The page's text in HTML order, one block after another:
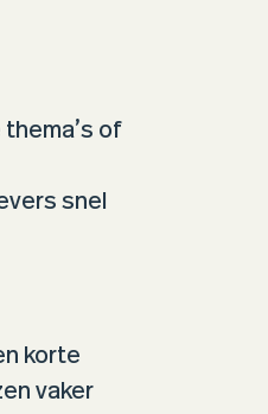
of
snel
korte
vaker